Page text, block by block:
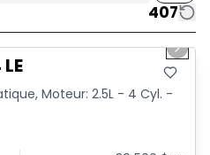
407
1/16
Next
Moteur: 2.5L - 4 Cyl. -